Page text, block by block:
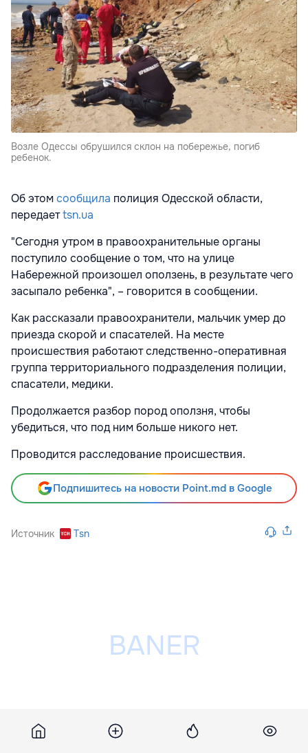
Возле Одессы обрушился склон на побережье, погиб
ребенок.
Об этомсообщила полиция Одесской области,
передаетtsn.ua
"Сегодня утром в правоохранительные органы
поступило сообщение о том, что на улице
Набережной произошел оползень, в результате чего
засыпало ребенка", – говорится в сообщении.
Как рассказали правоохранители, мальчик умер до
приезда скорой и спасателей. На месте
происшествия работают следственно-оперативная
группа территориального подразделения полиции,
спасатели, медики.
Продолжается разбор пород оползня, чтобы
убедиться, что под ним больше никого нет.
Проводится расследование происшествия.
Подпишитесь на новости Point.md в Google
Источник Tsn
Разместить рекламу на сайте